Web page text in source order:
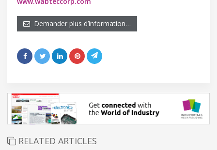
Demander plus d’information…
RELATED ARTICLES